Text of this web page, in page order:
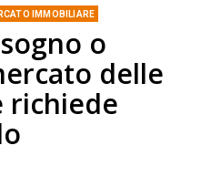
IMMOBILIARE
o
delle
richiede